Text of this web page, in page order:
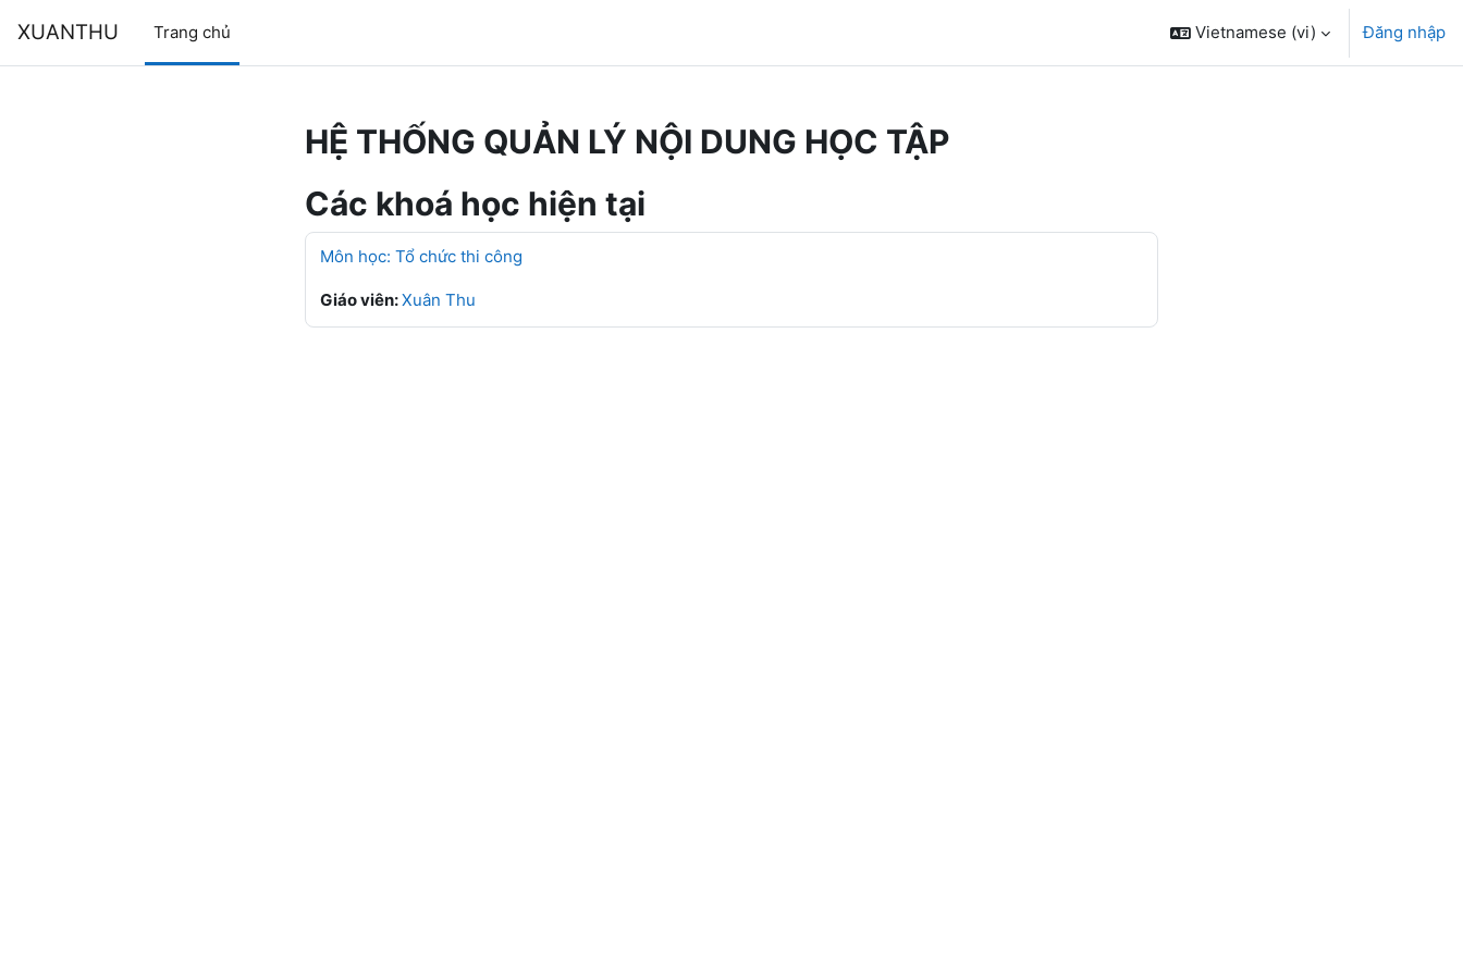
XUANTHU Trang chủ Vietnamese ‎(vi)‎ Đăng nhập
HỆ THỐNG QUẢN LÝ NỘI DUNG HỌC TẬP
Các khoá học hiện tại
Môn học: Tổ chức thi công
Giáo viên:Xuân Thu